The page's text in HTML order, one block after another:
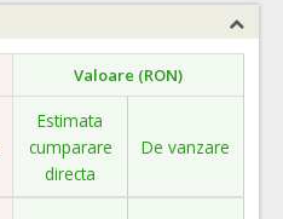
Valoare (RON)
Estimata
cumparare
directa
De vanzare